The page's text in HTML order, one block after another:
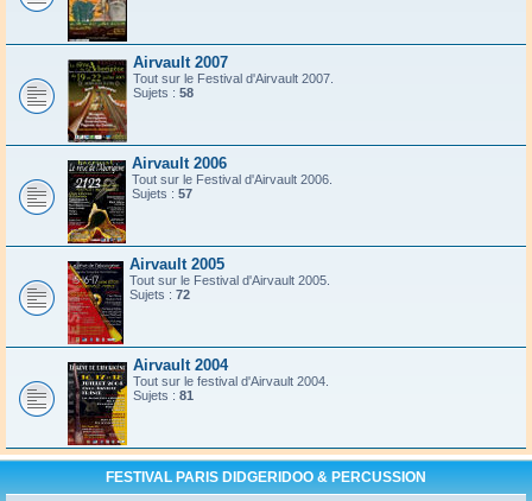
Airvault 2007
Tout sur le Festival d'Airvault 2007.
Sujets : 58
Airvault 2006
Tout sur le Festival d'Airvault 2006.
Sujets : 57
Airvault 2005
Tout sur le Festival d'Airvault 2005.
Sujets : 72
Airvault 2004
Tout sur le festival d'Airvault 2004.
Sujets : 81
FESTIVAL PARIS DIDGERIDOO & PERCUSSION